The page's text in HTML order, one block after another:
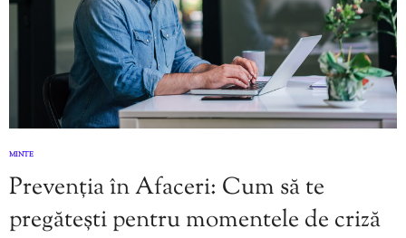
MINTE
Prevenția în Afaceri: Cum să te
pregătești pentru momentele de criză